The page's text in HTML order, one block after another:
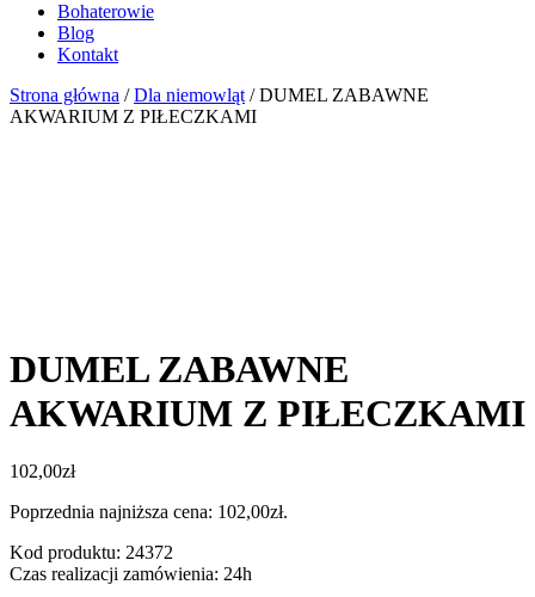
Bohaterowie
Blog
Kontakt
Strona główna /Dla niemowląt / DUMEL ZABAWNE
AKWARIUM Z PIŁECZKAMI
DUMEL ZABAWNE
AKWARIUM Z PIŁECZKAMI
102,00zł
Poprzednia najniższa cena: 102,00zł.
Kod produktu: 24372
Czas realizacji zamówienia: 24h